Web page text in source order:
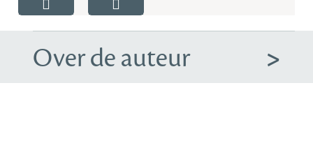
Over de auteur